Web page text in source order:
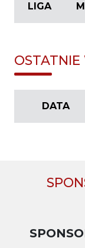
LIGA M
OSTATNIE
DATA